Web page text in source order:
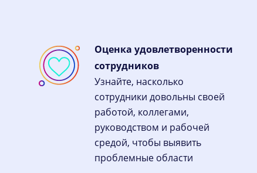
Оценка удовлетворенности
сотрудников
Узнайте, насколько
сотрудники довольны своей
работой, коллегами,
руководством и рабочей
средой, чтобы выявить
проблемные области